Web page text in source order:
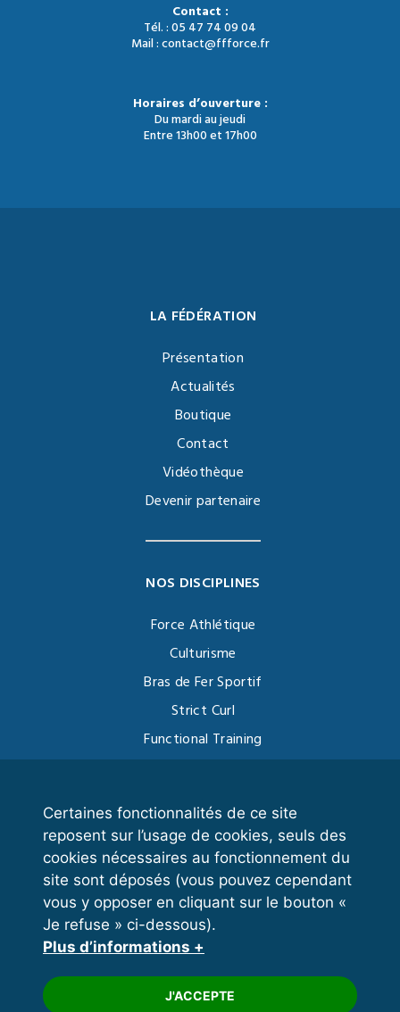
Certaines fonctionnalités de ce site
reposent sur l’usage de cookies, seuls des
cookies nécessaires au fonctionnement du
site sont déposés (vous pouvez cependant
vous y opposer en cliquant sur le bouton «
Je refuse » ci-dessous).
Plus d’informations +
J'ACCEPTE
Contact :
Tél. : 05 47 74 09 04
Mail : contact@ffforce.fr
Horaires d’ouverture :
Du mardi au jeudi
Entre 13h00 et 17h00
LA FÉDÉRATION
Présentation
Actualités
Boutique
Contact
Vidéothèque
Devenir partenaire
NOS DISCIPLINES
Force Athlétique
Culturisme
Bras de Fer Sportif
Strict Curl
Functional Training
VOS ESPACES
Espace dirigeant
Espace licencié
Trouver un club
Formation